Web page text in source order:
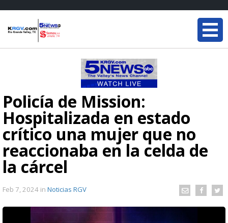
Policía de Mission:
Hospitalizada en estado
crítico una mujer que no
reaccionaba en la celda de
la cárcel
Feb 7, 2024 in Noticias RGV